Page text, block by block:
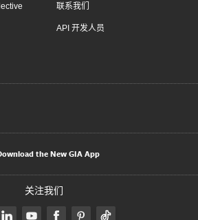
联系我们
API 开发人员
the New GIA App
关注我们